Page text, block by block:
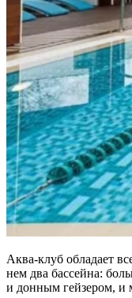
Аква-клуб обладает
нем два бассейна:
и донным гейзером,